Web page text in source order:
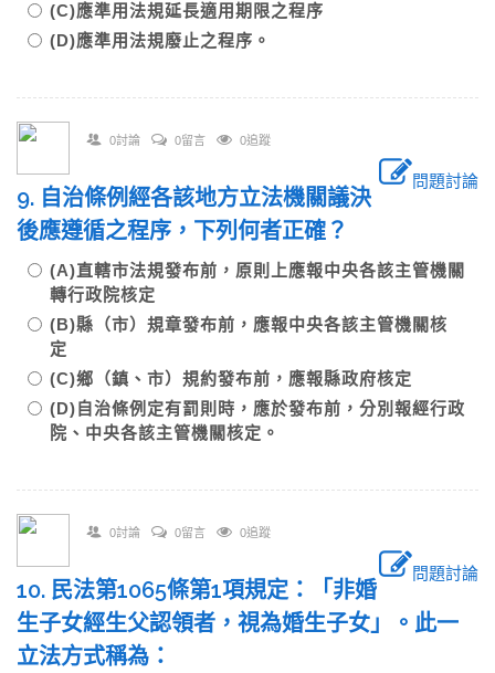
(C)應準用法規延長適用期限之程序
(D)應準用法規廢止之程序。
0討論 0留言 0追蹤
問題討論
9. 自治條例經各該地方立法機關議決
後應遵循之程序，下列何者正確？
(A)直轄市法規發布前，原則上應報中央各該主管機關
轉行政院核定
(B)縣（市）規章發布前，應報中央各該主管機關核
定
(C)鄉（鎮、市）規約發布前，應報縣政府核定
(D)自治條例定有罰則時，應於發布前，分別報經行政
院、中央各該主管機關核定。
0討論 0留言 0追蹤
問題討論
10. 民法第1065條第1項規定：「非婚
生子女經生父認領者，視為婚生子女」。此一
立法方式稱為：